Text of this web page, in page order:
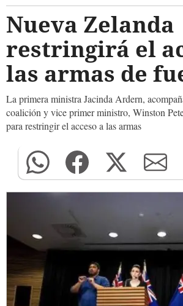
Nueva Zelanda
restringirá el
las armas de
La primera ministra Jacinda Ardern,
coalición y vice primer ministro, Winston
para restringir el acceso a las armas